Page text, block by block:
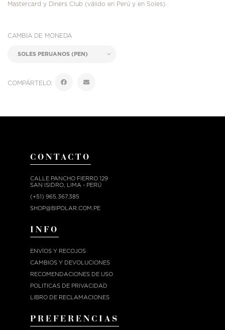
Mastercard y Diners Club (válido en Perú y en Soles).
COMPÁRTELO:
CAMBIA DE MONEDA
CONTACTO
CALLE PANCHO FIERRO 129
SAN ISIDRO, LIMA - PERÚ
(+51) 965.367.385
SHOP@BIPOLAR.COM.PE
INFO
ENVÍOS Y RECOJOS
CAMBIOS Y DEVOLUCIONES
RECOMENDACIONES DE USO
POLITICAS DE PRIVACIDAD
LIBRO DE RECLAMACIONES
PREFERENCIAS